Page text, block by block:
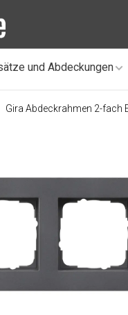
und Abdeckungen
Gira Abdeckrahmen 2-fach